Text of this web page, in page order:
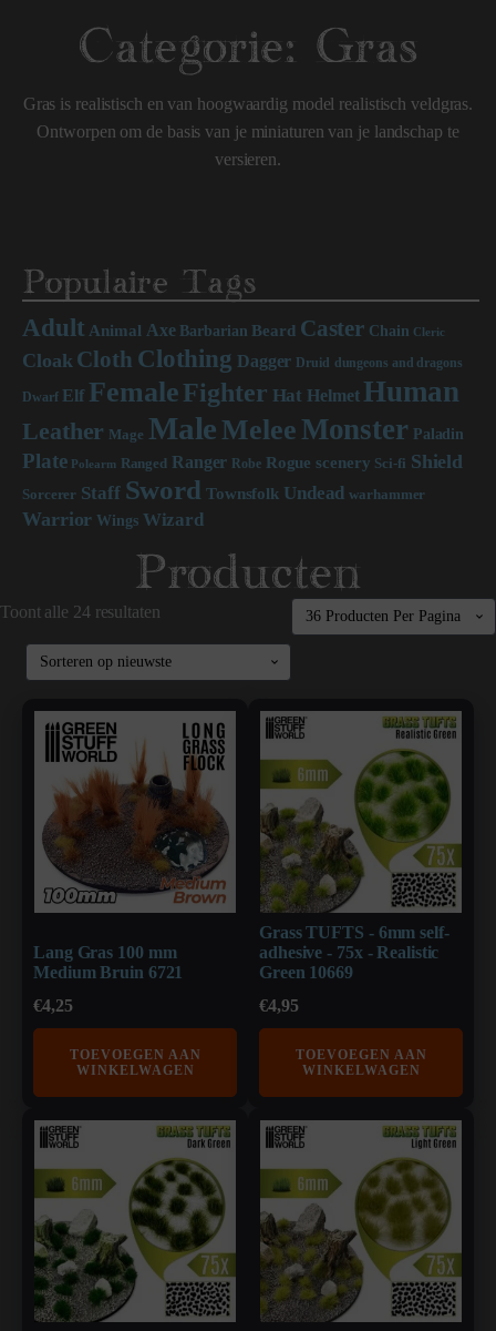
Categorie: Gras
Gras is realistisch en van hoogwaardig model realistisch veldgras.
Ontworpen om de basis van je miniaturen van je landschap te
versieren.
Populaire Tags
Adult Animal Axe Barbarian Beard Caster Chain Cleric
Cloak Cloth Clothing Dagger Druid dungeons and dragons
Dwarf Elf FemaleFighter Hat Helmet Human
Leather Mage MaleMeleeMonster Paladin
Plate Polearm Ranged Ranger Robe Rogue scenery Sci-fi Shield
Sorcerer Staff Sword Townsfolk Undead warhammer
Warrior Wings Wizard
Producten
Toont alle 24 resultaten
Lang Gras 100 mm
Medium Bruin 6721
€4,25
TOEVOEGEN AAN
WINKELWAGEN
Grass TUFTS - 6mm self-
adhesive - 75x - Realistic
Green 10669
€4,95
TOEVOEGEN AAN
WINKELWAGEN